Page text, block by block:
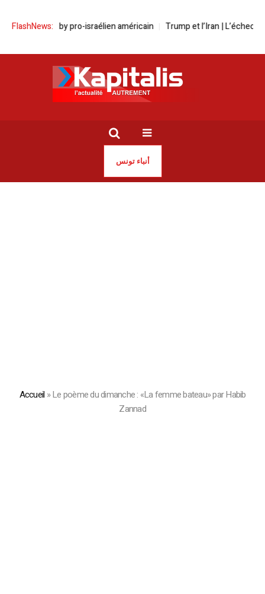
FlashNews:
le lobby pro-israélien américain Trump et l’Iran | L’échec d’une
أنباء تونس
Accueil »Le poème du dimanche : «La femme bateau» par Habib
Zannad